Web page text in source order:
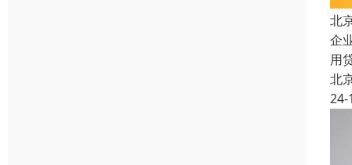
北
企
用
北
24-